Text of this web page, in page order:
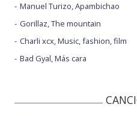
Manuel Turizo, Apambichao
Gorillaz, The mountain
Charli xcx, Music, fashion, film
Bad Gyal, Más cara